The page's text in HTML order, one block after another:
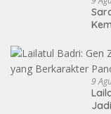
9